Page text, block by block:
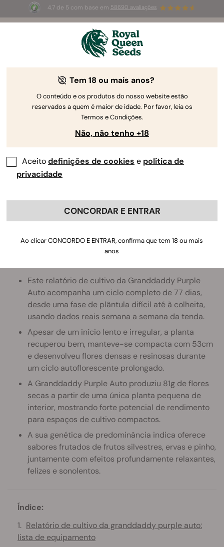
4.7 de 5 com base em 58690 avaliações
Summer Sales: até 50%
de desconto! ⏤
Granddaddy Purple Auto: relatório de
cultivo semana a semana
Este relatório de cultivo da Granddaddy Purple
Auto acompanha um ciclo completo de 77 dias,
desde uma fase de plântula difícil até à colheita,
usando dados reais semana a semana da tenda.
Apesar de um início lento e irregular, a planta
recuperou bem, manteve-se compacta com 53cm
e desenvolveu flores densas e resinosas durante
um ciclo autoflorescente prolongado.
A Granddaddy Purple Auto produziu 81g de flores
secas a partir de uma única planta pequena de
interior, mostrando forte potencial de rendimento
para espaços de cultivo compactos.
A sua genética de predominância indica oferece
sabores frutados de frutos silvestres, ervas e pinho,
juntamente com efeitos profundamente relaxantes,
felizes e sonolentos.
Índice:
Relatório de cultivo da granddaddy purple auto:
lista de equipamento
Tem 18 ou mais anos?
O conteúdo e os produtos do nosso website estão
reservados a quem é maior de idade. Por favor, leia os
Termos e Condições.
Não, não tenho +18
Aceitodefinições de cookies e política de
privacidade
CONCORDAR E ENTRAR
Ao clicar CONCORDO E ENTRAR, confirma que tem 18 ou mais
anos